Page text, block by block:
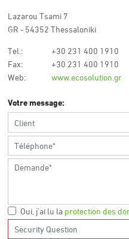
Lazarou Tsami 7
GR - 54352 Thessaloniki
Tel.:
+30 231 400 1910
Fax:
+30 231 400 1910
Web:
www.ecosolution.gr
Votre message:
Oui, j'ai lu la protection des